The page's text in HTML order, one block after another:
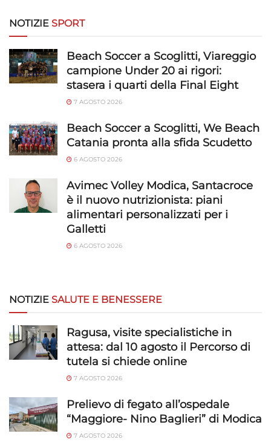
Abbinare e combinare dati provenienti da altre
fonti di dati, Collegare diversi dispositivi,
Identificare i dispositivi in base alle informazioni
trasmesse automaticamente.
Utilizzare dati di geolocalizzazione precisi,
Riconoscere i dispositivi in base a informazioni
richieste attivamente.
Garantire la sicurezza, prevenire e
rilevare frodi, correggere errori, Erogare
e presentare pubblicità e contenuto,
Salvare e comunicare le scelte sulla
Sempre attivo
NOTIZIE SPORT
Beach Soccer a Scoglitti, Viareggio
campione Under 20 ai rigori:
stasera i quarti della Final Eight
7 AGOSTO 2026
Beach Soccer a Scoglitti, We Beach
Catania pronta alla sfida Scudetto
6 AGOSTO 2026
Avimec Volley Modica, Santacroce
è il nuovo nutrizionista: piani
alimentari personalizzati per i
Galletti
6 AGOSTO 2026
NOTIZIE SALUTE E BENESSERE
Ragusa, visite specialistiche in
attesa: dal 10 agosto il Percorso di
tutela si chiede online
7 AGOSTO 2026
Prelievo di fegato all’ospedale
“Maggiore- Nino Baglieri” di Modica
7 AGOSTO 2026